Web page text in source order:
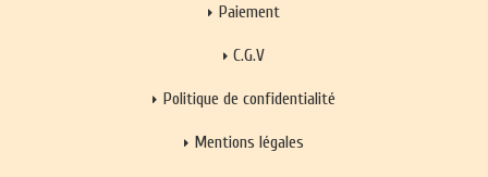
Paiement
C.G.V
Politique de confidentialité
Mentions légales